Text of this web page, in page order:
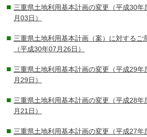
三重県土地利用基本計画の変更（平成30年
月03日）
三重県土地利用基本計画（案）に対するご
（平成30年07月26日）
三重県土地利用基本計画の変更（平成29年
月29日）
三重県土地利用基本計画の変更（平成28年
月21日）
三重県土地利用基本計画の変更（平成27年